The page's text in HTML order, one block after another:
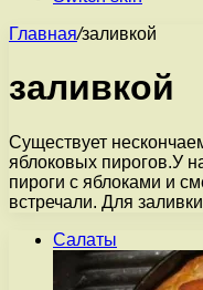
Главная/заливкой
заливкой
Существует
яблоковых пирогов.У
пироги с яблоками и
встречали. Для
Салаты